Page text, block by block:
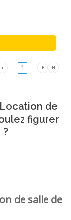
1
de
figurer
?
de salle de